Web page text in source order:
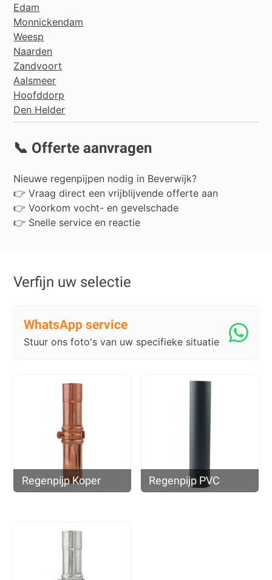
Edam
Monnickendam
Weesp
Naarden
Zandvoort
Aalsmeer
Hoofddorp
Den Helder
📞 Offerte aanvragen
Nieuwe regenpijpen nodig in Beverwijk?
👉 Vraag direct een vrijblijvende offerte aan
👉 Voorkom vocht- en gevelschade
👉 Snelle service en reactie
Verfijn uw selectie
WhatsApp service
Stuur ons foto's van uw specifieke situatie
Regenpijp Koper Regenpijp PVC